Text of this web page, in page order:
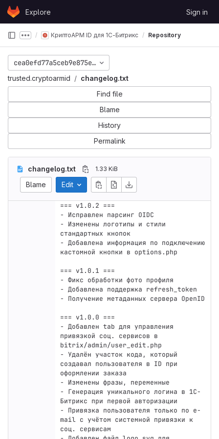
Skip to content
GitLabExplore Sign in
Show more breadcrumbs
КриптоАРМ ID для 1С-Битрикс Repository
cea0efd77a5ceb9e875ea22d9fde541b9ae5e37c
trusted.cryptoarmid
changelog.txt
Find file
Blame
History
Permalink
changelog.txt 1.33 KiB
Blame Edit
=== v1.0.2 ===
- Исправлен парсинг OIDC
- Изменены логотипы и стили
стандартных кнопок
- Добавлена информация по подключению
кастомной кнопки в options.php
=== v1.0.1 ===
- Фикс обработки фото профиля
- Добавлена поддержка refresh_token
- Получение метаданных сервера OpenID
=== v1.0.0 ===
- Добавлен tab для управления
привязкой соц. сервисов в
bitrix/admin/user_edit.php
- Удалён участок кода, который
создавал пользователя в ID при
оформлении заказа
- Изменены фразы, переменные
- Генерация уникального логина в 1С-
Битрикс при первой авторизации
- Привязка пользователя только по e-
mail с учётом системной привязки к
соц. сервисам